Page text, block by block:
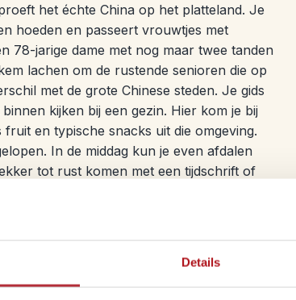
Details
het échte China op het platteland. Je
hoeden en passeert vrouwtjes met
78-jarige dame met nog maar twee tanden
lachen om de rustende senioren die op
met de grote Chinese steden. Je gids
kijken bij een gezin. Hier kom je bij
en typische snacks uit die omgeving.
In de middag kun je even afdalen
tot rust komen met een tijdschrift of
Dag 3 –